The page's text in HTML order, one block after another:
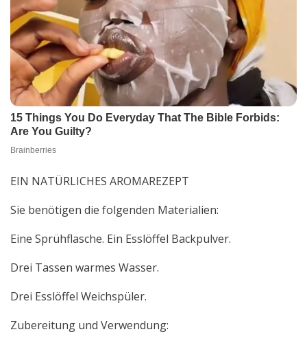
EIN NATÜRLICHES AROMAREZEPT
Sie benötigen die folgenden Materialien:
Eine Sprühflasche. Ein Esslöffel Backpulver.
Drei Tassen warmes Wasser.
Drei Esslöffel Weichspüler.
Zubereitung und Verwendung: